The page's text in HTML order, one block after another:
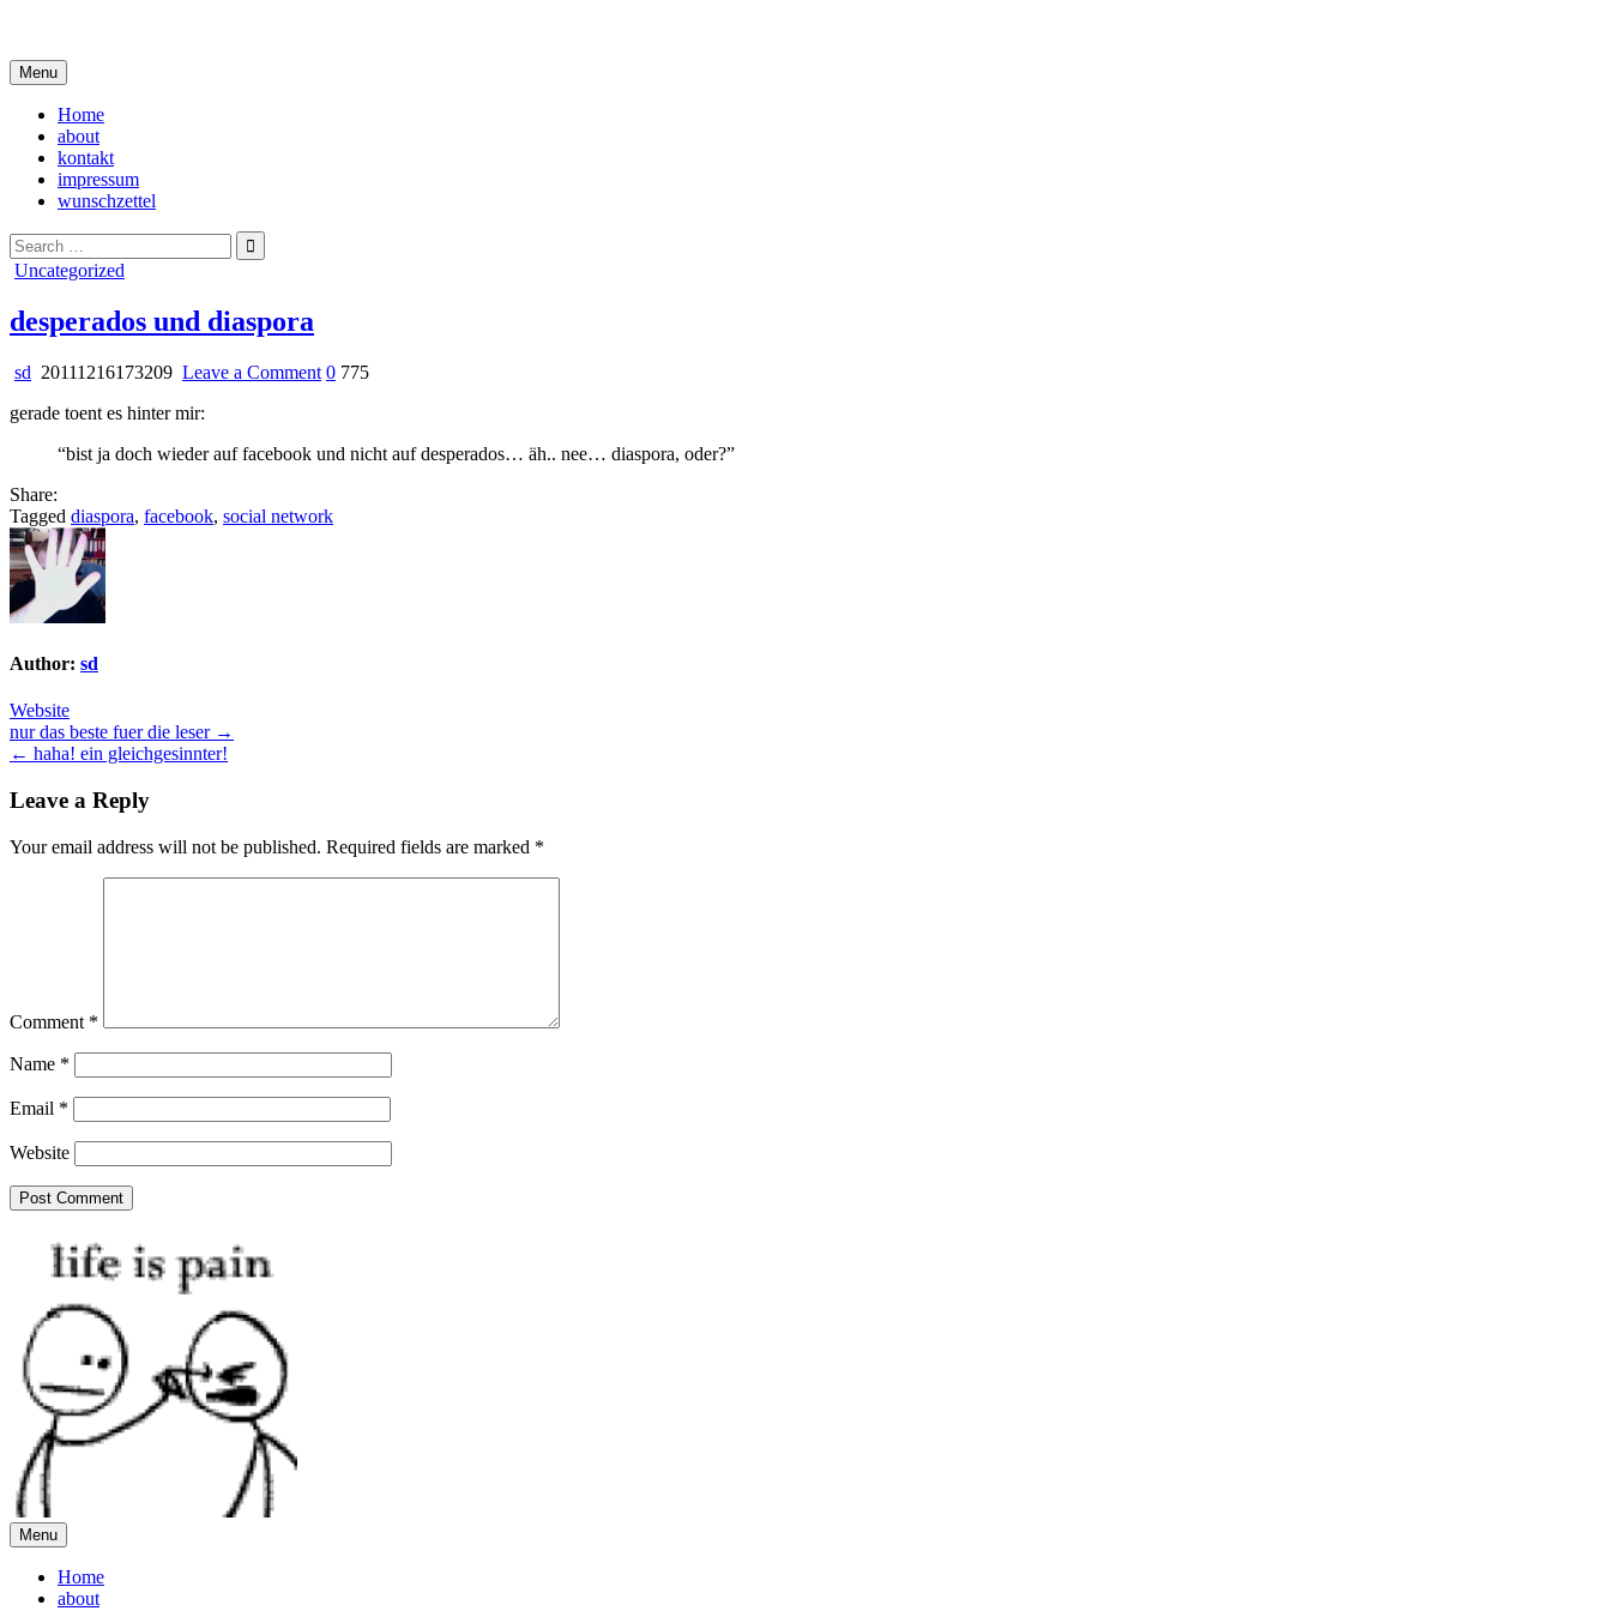
content
Menu
Home
about
kontakt
impressum
wunschzettel
Search
for:
Posted
Uncategorized
desperados und diaspora
sd 20111216173209 Leave a Commenton
0 775
gerade toent es hinter mir:
“bist ja doch wieder auf facebook und nicht auf desperados… äh.. nee… diaspora, oder?”
Share:
Tagged diaspora, facebook, social network
Author: sd
Website
Post
navigation
nur das beste fuer die leser →
← haha! ein gleichgesinnter!
Leave a Reply
Your email address will not be published. Required fields are marked *
Comment *
Name *
Email *
Website
Menu
Home
about